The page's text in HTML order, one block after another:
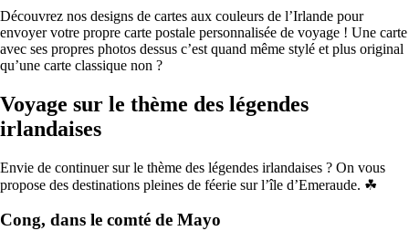
Découvrez nos designs de cartes aux couleurs de l’Irlande pour
envoyer votre propre carte postale personnalisée de voyage ! Une carte
avec ses propres photos dessus c’est quand même stylé et plus original
qu’une carte classique non ?
Voyage sur le thème des légendes
irlandaises
Envie de continuer sur le thème des légendes irlandaises ? On vous
propose des destinations pleines de féerie sur l’île d’Emeraude. ☘
Cong, dans le comté de Mayo